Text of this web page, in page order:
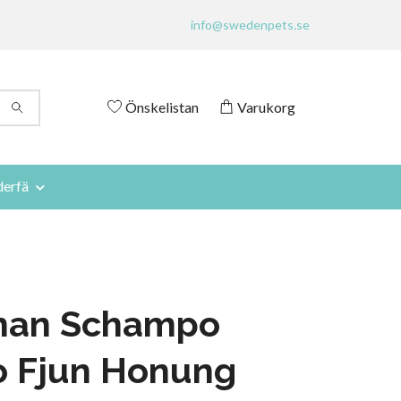
info@swedenpets.se
Önskelistan Varukorg
Schampo
Fjun Honung